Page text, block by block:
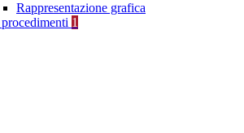
Rappresentazione grafica
1